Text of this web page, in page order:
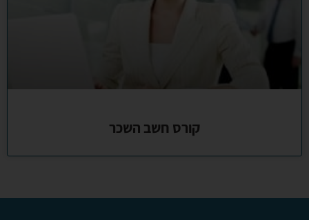
קורס חשב השכר